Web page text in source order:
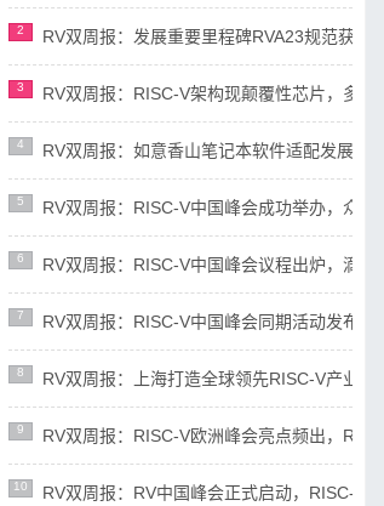
2 RV双周报：发展重要里程碑RVA23规范获
3 RV双周报：RISC-V架构现颠覆性芯片，多
4 RV双周报：如意香山笔记本软件适配发展
5 RV双周报：RISC-V中国峰会成功举办，众
6 RV双周报：RISC-V中国峰会议程出炉，滴
7 RV双周报：RISC-V中国峰会同期活动发布
8 RV双周报：上海打造全球领先RISC-V产业
9 RV双周报：RISC-V欧洲峰会亮点频出，
10 RV双周报：RV中国峰会正式启动，RISC-V